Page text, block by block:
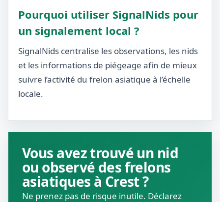
Pourquoi utiliser SignalNids pour
un signalement local ?
SignalNids centralise les observations, les nids
et les informations de piégeage afin de mieux
suivre l’activité du frelon asiatique à l’échelle
locale.
Vous avez trouvé un nid
ou observé des frelons
asiatiques à Crest ?
Ne prenez pas de risque inutile. Déclarez